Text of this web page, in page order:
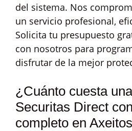
del sistema. Nos
un servicio profesional,
Solicita tu presupuesto
con nosotros para
disfrutar de la mejor
¿Cuánto cuesta
Securitas Direct
completo en